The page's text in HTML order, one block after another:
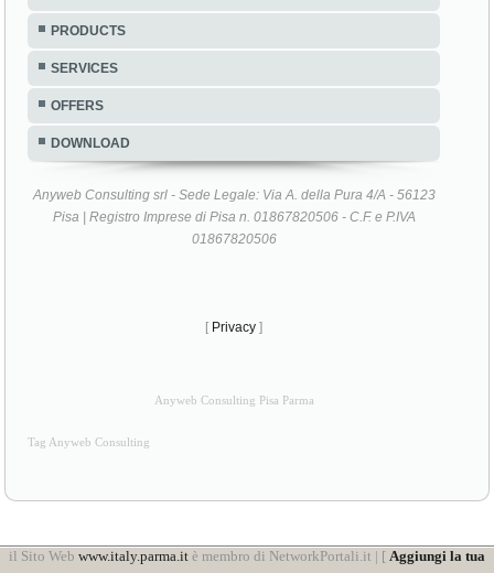
PRODUCTS
SERVICES
OFFERS
DOWNLOAD
Anyweb Consulting srl - Sede Legale: Via A. della Pura 4/A - 56123
Pisa | Registro Imprese di Pisa n. 01867820506 - C.F. e P.IVA
01867820506
[ Privacy ]
Anyweb Consulting Pisa Parma
Tag Anyweb Consulting
il Sito Web www.italy.parma.it è membro di NetworkPortali.it | [ Aggiungi la tua